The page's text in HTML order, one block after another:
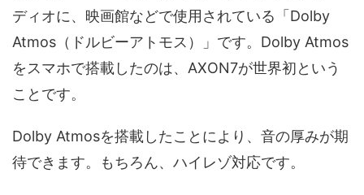
ディオに、映画館などで使用されている「Dolby
Atmos（ドルビーアトモス）」です。Dolby Atmos
をスマホで搭載したのは、AXON7が世界初という
ことです。
Dolby Atmosを搭載したことにより、音の厚みが期
待できます。もちろん、ハイレゾ対応です。